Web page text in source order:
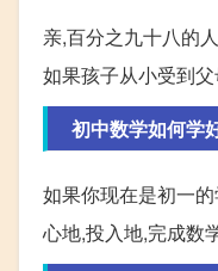
亲,百分之九十八的
如果孩子从小受到父
初中数学如何学
如果你现在是初一
心地,投入地,完成数